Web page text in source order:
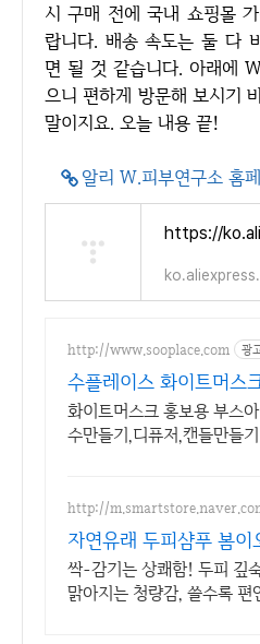
시 구매 전에 국내 쇼핑몰
랍니다. 배송 속도는 둘 다
면 될 것 같습니다. 아래에
으니 편하게 방문해 보시기
말이지요. 오늘 내용 끝!
알리 W.피부연구소 홈
http://www.sooplace.com 광고
수플레이스 화이트머스
런스오일
화이트머스크 홍보용 부스
수만들기,디퓨저,캔들만들기
http://
자연유래 두피샴푸 봄이
두피케어 10년연속 빅파
싹-감기는 상쾌함! 두피 깊
맑아지는 청량감, 쓸수록 편